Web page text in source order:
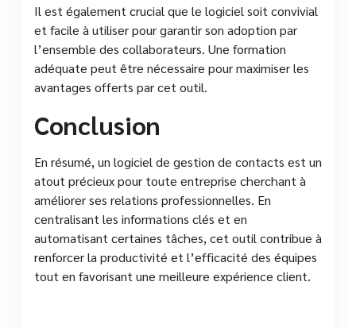
Il est également crucial que le logiciel soit convivial
et facile à utiliser pour garantir son adoption par
l’ensemble des collaborateurs. Une formation
adéquate peut être nécessaire pour maximiser les
avantages offerts par cet outil.
Conclusion
En résumé, un logiciel de gestion de contacts est un
atout précieux pour toute entreprise cherchant à
améliorer ses relations professionnelles. En
centralisant les informations clés et en
automatisant certaines tâches, cet outil contribue à
renforcer la productivité et l’efficacité des équipes
tout en favorisant une meilleure expérience client.